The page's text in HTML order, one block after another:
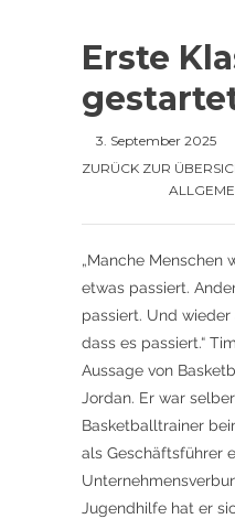
Erste
3. September 2025
ZURÜCK ZUR
„Manche Menschen
etwas passiert.
passiert. Und
dass es passiert.“
Aussage von
Jordan. Er war
Basketballtrainer
als Geschäftsführer
Jugendhilfe hat er